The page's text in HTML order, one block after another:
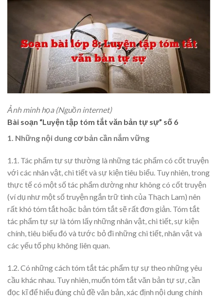
Ảnh minh họa (Nguồn internet)
Bài soạn “Luyện tập tóm tắt văn bản tự sự” số 6
1. Những nội dung cơ bản cần nắm vững
1.1. Tác phẩm tự sự thường là những tác phẩm có cốt truyện
với các nhân vật, chi tiết và sự kiện tiêu biểu. Tuy nhiên, trong
thực tế có một số tác phẩm dường như không có cốt truyện
(ví dụ như một số truyện ngắn trữ tình của Thạch Lam) nên
rất khó tóm tắt hoặc bản tóm tắt sẽ rất đơn giản. Tóm tắt
tác phẩm tự sự là tóm lấy những nhân vật, chi tiết, sự kiện
chính, tiêu biểu đó và tước bỏ đi những chi tiết, nhân vật và
các yếu tố phụ không liên quan.
1.2. Có những cách tóm tắt tác phẩm tự sự theo những yêu
cầu khác nhau. Tuy nhiên, muốn tóm tắt văn bản tự sự, cần
đọc kĩ để hiểu đúng chủ đề văn bản, xác định nội dung chính